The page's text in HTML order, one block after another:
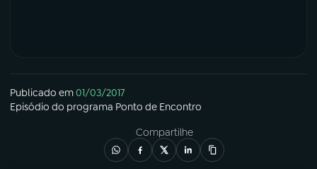
Publicado em01/03/2017
Episódio do programa Ponto de Encontro
Compartilhe